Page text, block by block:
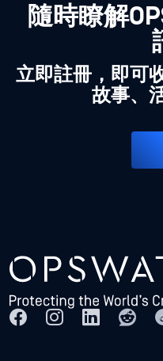
隨時瞭解
立即註冊，即可
故事、